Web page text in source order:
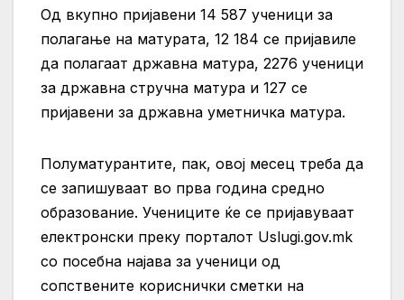
Од вкупно пријавени 14 587 ученици за
полагање на матурата, 12 184 се пријавиле
да полагаат државна матура, 2276 ученици
за државна стручна матура и 127 се
пријавени за државна уметничка матура.
Полуматурантите, пак, овој месец треба да
се запишуваат во прва година средно
образование. Учениците ќе се пријавуваат
електронски преку порталот Uslugi.gov.mk
со посебна најава за ученици од
сопствените кориснички сметки на